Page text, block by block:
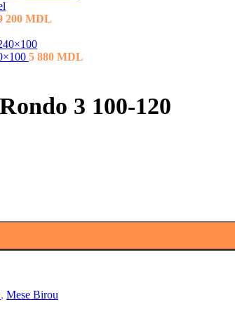
200 MDL
5 880 MDL
3 100-120
120
, Mese Birou